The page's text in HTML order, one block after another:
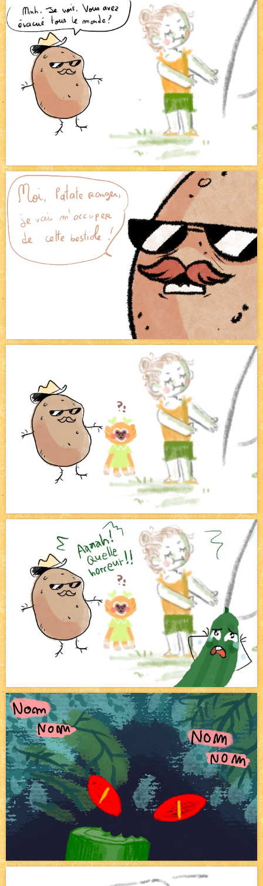
NEW
Beyond the cliff (suite)
Le Jeu du Trône II - Après l'explosion
Le Jeu du Trône - Généalogie NEW